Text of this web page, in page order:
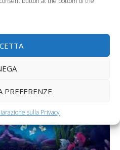
PREFERENZE
sulla Privacy